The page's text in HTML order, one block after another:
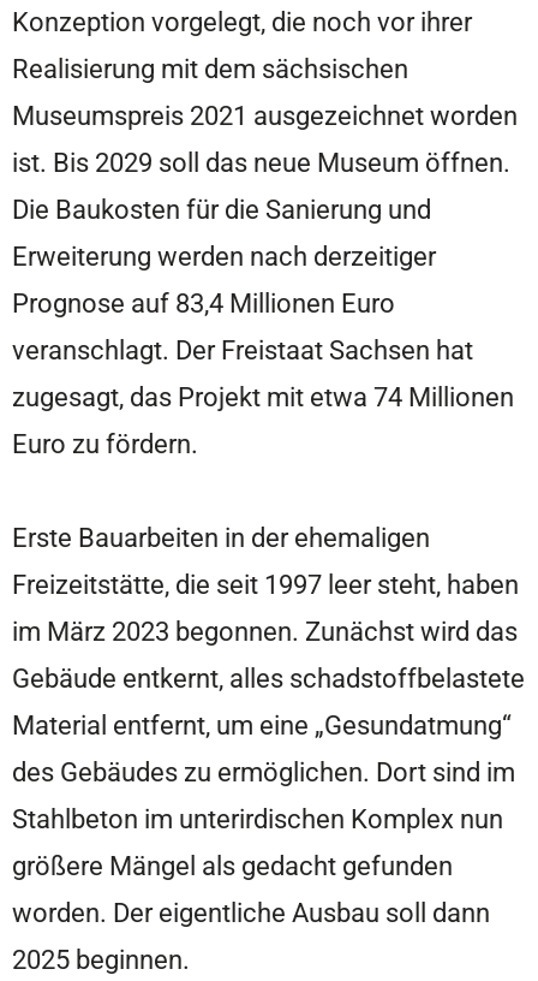
Konzeption vorgelegt, die noch vor ihrer
Realisierung mit dem sächsischen
Museumspreis 2021 ausgezeichnet worden
ist. Bis 2029 soll das neue Museum öffnen.
Die Baukosten für die Sanierung und
Erweiterung werden nach derzeitiger
Prognose auf 83,4 Millionen Euro
veranschlagt. Der Freistaat Sachsen hat
zugesagt, das Projekt mit etwa 74 Millionen
Euro zu fördern.
Erste Bauarbeiten in der ehemaligen
Freizeitstätte, die seit 1997 leer steht, haben
im März 2023 begonnen. Zunächst wird das
Gebäude entkernt, alles schadstoffbelastete
Material entfernt, um eine „Gesundatmung“
des Gebäudes zu ermöglichen. Dort sind im
Stahlbeton im unterirdischen Komplex nun
größere Mängel als gedacht gefunden
worden. Der eigentliche Ausbau soll dann
2025 beginnen.